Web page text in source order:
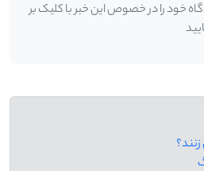
خود را در خصوص این خبر با کلیک بر